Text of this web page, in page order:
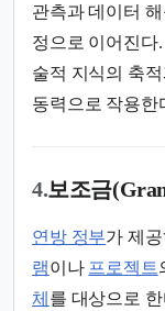
관측과 데이터
정으로 이어진다
술적 지식의 축
동력으로 작용한
4.보조금
연방 정부가 제
램이나 프로젝트
체 를 대상으로 한